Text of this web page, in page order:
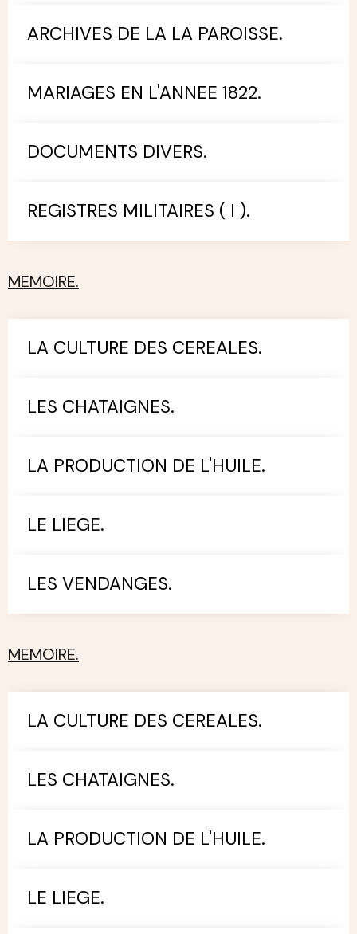
ARCHIVES DE LA LA PAROISSE.
MARIAGES EN L'ANNEE 1822.
DOCUMENTS DIVERS.
REGISTRES MILITAIRES ( I ).
MEMOIRE.
LA CULTURE DES CEREALES.
LES CHATAIGNES.
LA PRODUCTION DE L'HUILE.
LE LIEGE.
LES VENDANGES.
MEMOIRE.
LA CULTURE DES CEREALES.
LES CHATAIGNES.
LA PRODUCTION DE L'HUILE.
LE LIEGE.